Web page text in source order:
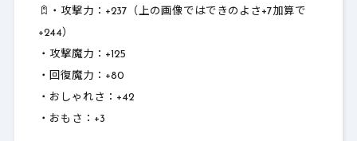
・攻撃力： +237（上の画像ではできのよさ+7加算で
+244）
・攻撃魔力： +125
・回復魔力：+80
・おしゃれさ： +42
・おもさ： +3